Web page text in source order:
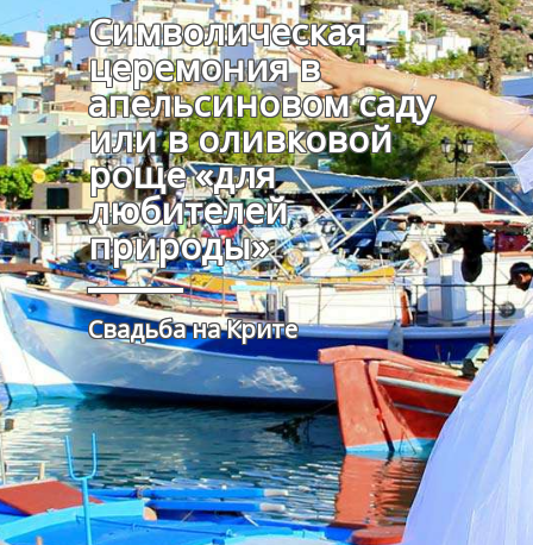
Символическая
церемония в
апельсиновом саду
или в оливковой
роще «для
любителей
природы»
Свадьба на Крите